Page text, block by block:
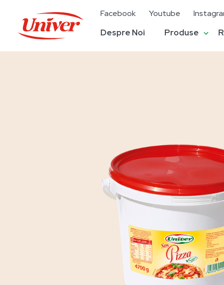
Facebook Youtube
Despre Noi Produse